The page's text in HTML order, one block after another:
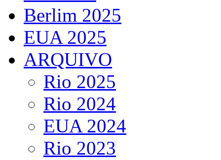
Berlim 2025
EUA 2025
ARQUIVO
Rio 2025
Rio 2024
EUA 2024
Rio 2023